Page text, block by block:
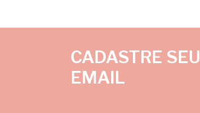
CADASTRE SEU
EMAIL